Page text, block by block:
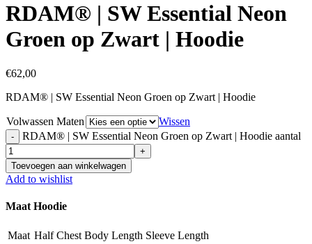
RDAM® | SW Essential Neon
Groen op Zwart | Hoodie
€62,00
RDAM® | SW Essential Neon Groen op Zwart | Hoodie
Volwassen Maten
Wissen
RDAM® | SW Essential Neon Groen op Zwart | Hoodie aantal
Toevoegen aan winkelwagen
Add to wishlist
Maat Hoodie
Maat Half Chest Body Length Sleeve Length